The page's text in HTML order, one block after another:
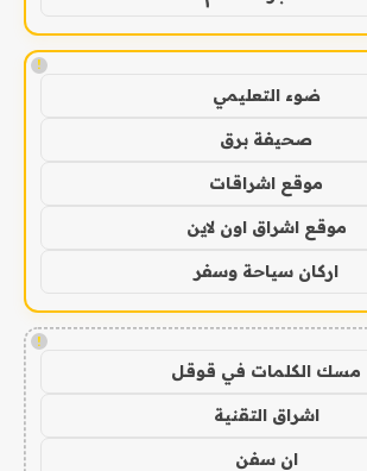
!
ضوء التعليمي
صحيفة برق
موقع اشراقات
موقع اشراق اون لاين
اركان سياحة وسفر
!
مسك الكلمات في قوقل
اشراق التقنية
ان سفن